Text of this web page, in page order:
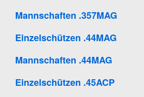
Mannschaften .357MAG
Einzelschützen .44MAG
Mannschaften .44MAG
Einzelschützen .45ACP